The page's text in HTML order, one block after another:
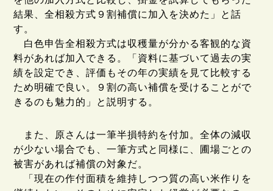
結果、全相殺方式９割補償に加入を決めた」と話
す。
白色申告全相殺方式は収穫量が分かる客観的な資
料があれば加入できる。「資料に基づいて過去の実
績を設定でき、評価もその年の実績を見て比較する
ため明確で良い。９割の高い補償を受けることがで
きるのも魅力的」と説明する。
また、原さんは一筆半損特約を付加。全体の減収
が少ない場合でも、一筆方式と同様に、圃場ごとの
被害があれば補償の対象だ。
「現在の作付面積を維持しつつ質の高い米作りを